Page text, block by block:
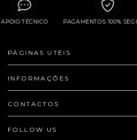
APOIO TÉCNICO PAGAMENTOS 100%
PÁGINAS UTÉIS
INFORMAÇÕES
CONTACTOS
FOLLOW US